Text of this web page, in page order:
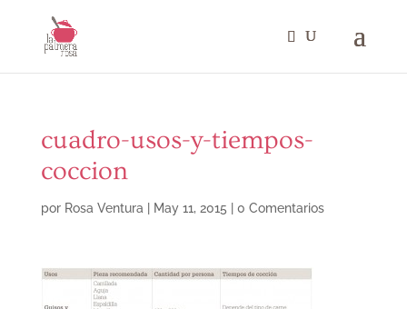
cuadro-usos-y-tiempos-
coccion
por Rosa Ventura May 11, 2015 0 Comentarios